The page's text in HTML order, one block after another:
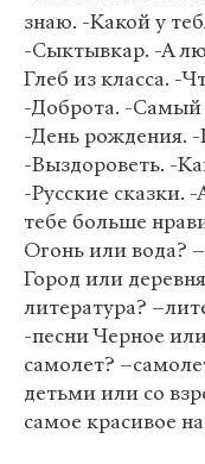
знаю. -Какой у
-Сыктывкар. -А
Глеб из класса. -
-Доброта. -
-День рождения. -
-Выздороветь. -
-Русские сказки.
тебе больше
Огонь или вода?
Город или
литература?
-песни Черное
самолет?
детьми или со
самое красивое